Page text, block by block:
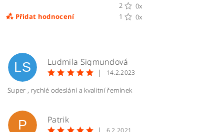
Přidat hodnocení
2
0x
1
0x
LS
Ludmila Sigmundová
|
14.2.2023
Super , rychlé odeslání a kvalitní řemínek
P
Patrik
6.2.2021